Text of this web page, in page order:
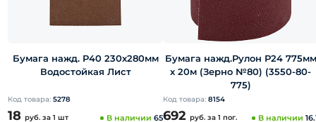
Бумага нажд. Р40 230х280мм
Водостойкая Лист
Код товара: 5278
18 руб. за 1 шт В наличии 65
Бумага нажд.Рулон Р24 775мм
х 20м (Зерно №80) (3550-80-
775)
Код товара: 8154
692 руб. за 1 пог. В наличии